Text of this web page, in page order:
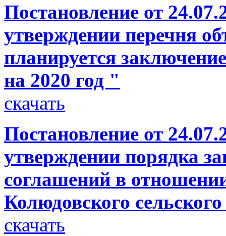
Постановление от
утверждении перечня
планируется
на 2020 год "
скачать
Постановление от
утверждении порядка
соглашений в
Колюдовского
скачать